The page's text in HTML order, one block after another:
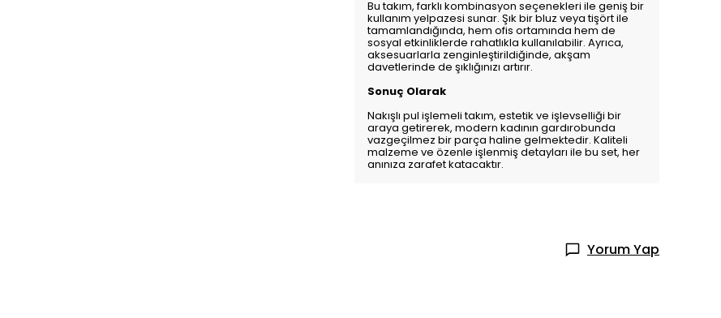
Bu takım, farklı kombinasyon seçenekleri ile geniş bir
kullanım yelpazesi sunar. Şık bir bluz veya tişört ile
tamamlandığında, hem ofis ortamında hem de
sosyal etkinliklerde rahatlıkla kullanılabilir. Ayrıca,
aksesuarlarla zenginleştirildiğinde, akşam
davetlerinde de şıklığınızı artırır.
Sonuç Olarak
Nakışlı pul işlemeli takım, estetik ve işlevselliği bir
araya getirerek, modern kadının gardırobunda
vazgeçilmez bir parça haline gelmektedir. Kaliteli
malzeme ve özenle işlenmiş detayları ile bu set, her
anınıza zarafet katacaktır.
Yorum Yap